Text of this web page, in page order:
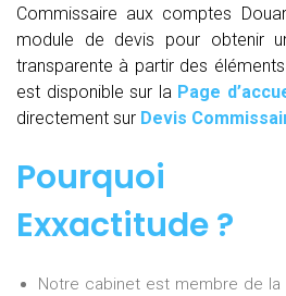
Commissaire aux comptes
module de devis pour obtenir
transparente à partir des
est disponible sur la Page
directement sur Devis
Pourquoi
Exxactitude ?
Notre cabinet est membre de la